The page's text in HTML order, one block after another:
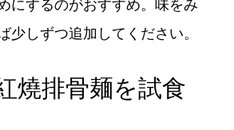
にするのがおすすめ。味をみ
少しずつ追加してください。
燒排骨麺を試食